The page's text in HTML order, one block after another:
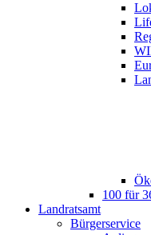
100 für
Landratsamt
Bürgerservice